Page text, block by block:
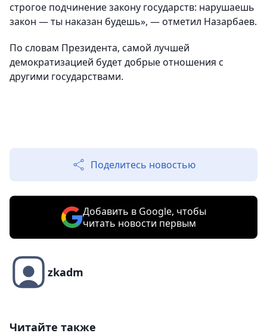
строгое подчинение закону государств: нарушаешь
закон — ты наказан будешь», — отметил Назарбаев.
По словам Президента, самой лучшей
демократизацией будет добрые отношения с
другими государствами.
Поделитесь новостью
Добавить в Google, чтобы
читать новости первым
zkadm
Читайте также